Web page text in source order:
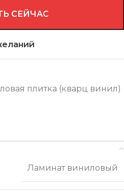
СЕЙЧАС
плитка (кварц винил)
Ламинат виниловый